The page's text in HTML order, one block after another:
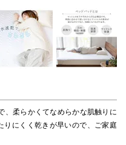
、柔らかくてなめらかな肌触りに
にくく乾きが早いので、ご家庭